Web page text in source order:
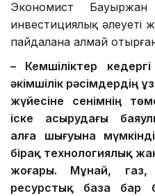
Экономист Бауыржан
инвестициялық әлеуеті
пайдалана алмай
– Кемшіліктер
әкімшілік рәсімдердің
жүйесіне сенімнің
іске асырудағы
алға шығуына
бірақ технологиялық
жоғары. Мұнай, газ,
ресурстық база бар